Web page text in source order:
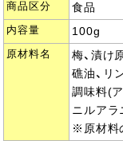
商品区分 食品
内容量 100g
原材料名
梅、漬け
礁油、リ
調味料(
ニルアラ
※原材料